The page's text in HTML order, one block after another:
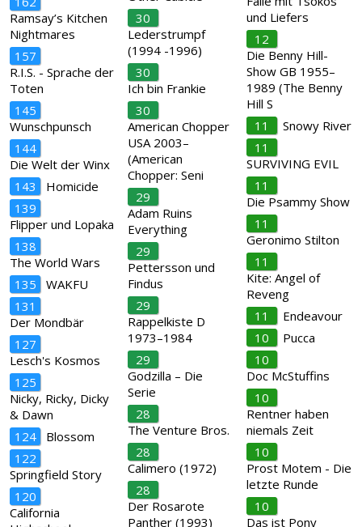
Ramsay’s Kitchen
Nightmares
157
R.I.S. - Sprache der
Toten
145
Wunschpunsch
144
Die Welt der Winx
143
Homicide
139
Flipper und Lopaka
138
The World Wars
135
WAKFU
131
Der Mondbär
127
Lesch's Kosmos
125
Nicky, Ricky, Dicky
& Dawn
124
Blossom
122
Springfield Story
120
California
30
Lederstrumpf
(1994 -1996)
30
Ich bin Frankie
30
American Chopper
USA 2003–
(American
Chopper: Seni
29
Adam Ruins
Everything
29
Pettersson und
Findus
29
Rappelkiste D
1973–1984
29
Godzilla – Die
Serie
28
The Venture Bros.
28
Calimero (1972)
28
Der Rosarote
Panther (1993)
und Liefers
12
Die Benny Hill-
Show GB 1955–
1989 (The Benny
Hill S
11
Snowy River
11
SURVIVING EVIL
11
Die Psammy Show
11
Geronimo Stilton
11
Kite: Angel of
Reveng
11
Endeavour
10
Pucca
10
Doc McStuffins
10
Rentner haben
niemals Zeit
10
Prost Motem - Die
letzte Runde
10
Das ist Pony